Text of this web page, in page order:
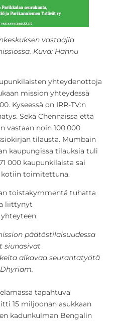
vastaajia
Kuva: Hannu
yhteydenottoja
mission yhteydessä
Kyseessä on IRR-TV:n
Sekä Chennaissa että
vastaan noin 100.000
tilausta. Mumbain
kaupungissa tilauksia tuli
000 kaupunkilaista sai
kotiin toimitettuna.
toistakymmentä tuhatta
liittynyt
päätöstilaisuudessa
siunasivat
alkavaa seurantatyötä
tapahtuva
15 miljoonan asukkaan
kadunkulman Bengalin